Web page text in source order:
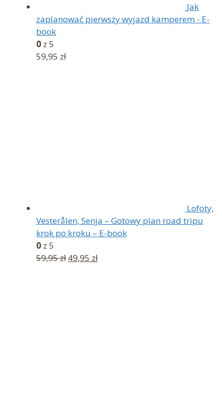
Jak
zaplanować pierwszy wyjazd kamperem - E-
book
0 z 5
59,95 zł
Lofoty,
Vesterålen, Senja – Gotowy plan road tripu
krok po kroku – E-book
0 z 5
59,95zł Pierwotna
49,95 złAktualna